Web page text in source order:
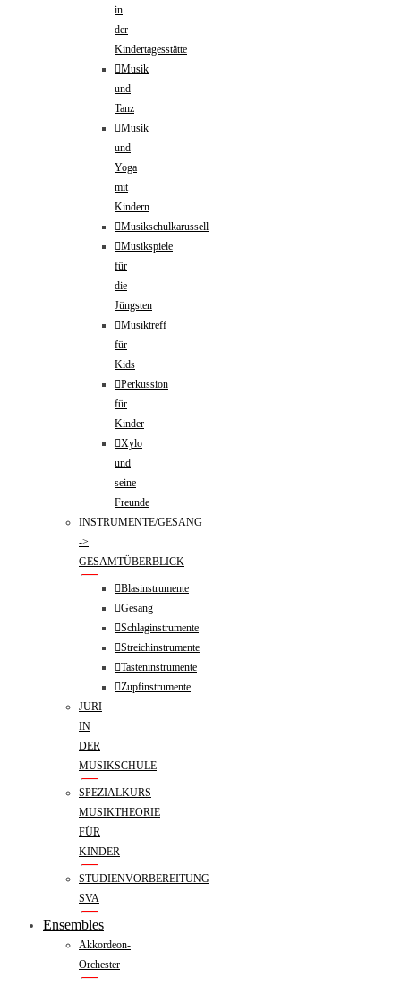
in
der
Kindertagesstätte
Musik
und
Tanz
Musik
und
Yoga
mit
Kindern
Musikschulkarussell
Musikspiele
für
die
Jüngsten
Musiktreff
für
Kids
Perkussion
für
Kinder
Xylo
und
seine
Freunde
INSTRUMENTE/GESANG
->
GESAMTÜBERBLICK
Blasinstrumente
Gesang
Schlaginstrumente
Streichinstrumente
Tasteninstrumente
Zupfinstrumente
JURI
IN
DER
MUSIKSCHULE
SPEZIALKURS
MUSIKTHEORIE
FÜR
KINDER
STUDIENVORBEREITUNG
SVA
Ensembles
Akkordeon-
Orchester